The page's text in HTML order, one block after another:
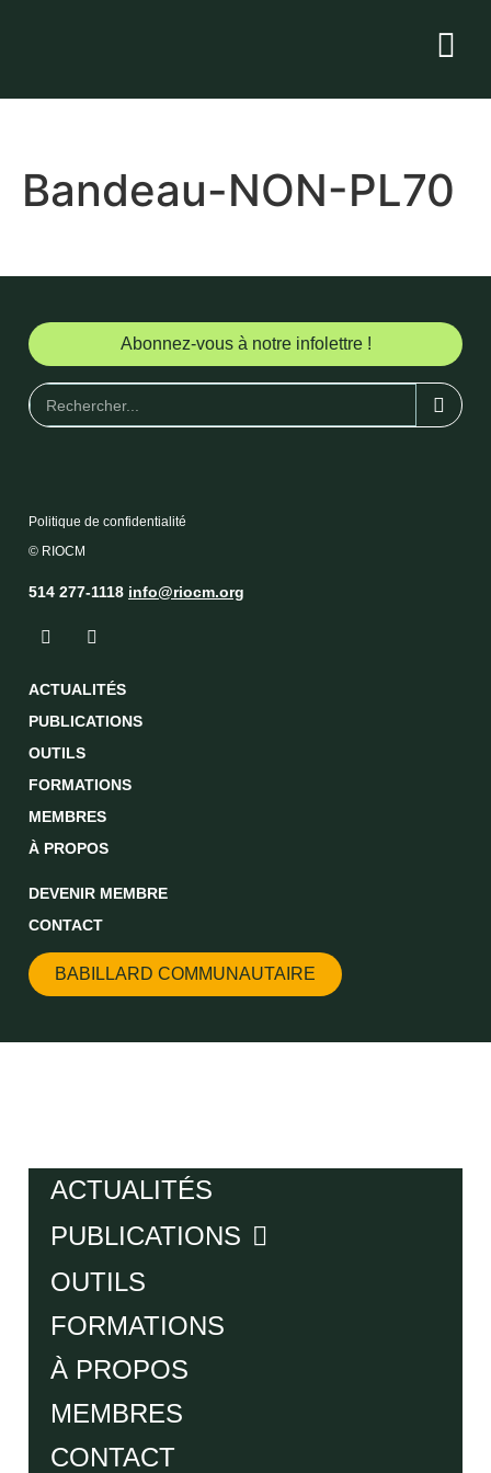
Bandeau-NON-PL70
Abonnez-vous à notre infolettre !
Politique de confidentialité
© RIOCM
514 277-1118 info@riocm.org
ACTUALITÉS
PUBLICATIONS
OUTILS
FORMATIONS
MEMBRES
À PROPOS
DEVENIR MEMBRE
CONTACT
BABILLARD COMMUNAUTAIRE
ACTUALITÉS
PUBLICATIONS
OUTILS
FORMATIONS
À PROPOS
MEMBRES
CONTACT